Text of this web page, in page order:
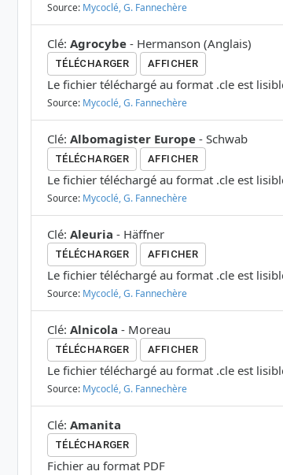
Source: Mycoclé, G. Fannechère
Clé: Agrocybe - Hermanson (Anglais)
TÉLÉCHARGER AFFICHER
Le fichier téléchargé au format .cle est
Source: Mycoclé, G. Fannechère
Clé: Albomagister Europe - Schwab
TÉLÉCHARGER AFFICHER
Le fichier téléchargé au format .cle est
Source: Mycoclé, G. Fannechère
Clé: Aleuria - Häffner
TÉLÉCHARGER AFFICHER
Le fichier téléchargé au format .cle est
Source: Mycoclé, G. Fannechère
Clé: Alnicola - Moreau
TÉLÉCHARGER AFFICHER
Le fichier téléchargé au format .cle est
Source: Mycoclé, G. Fannechère
Clé: Amanita
TÉLÉCHARGER
Fichier au format PDF